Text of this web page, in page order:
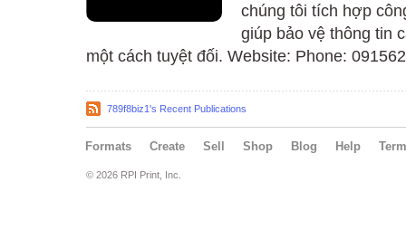
chúng tôi tích hợp
giúp bảo vệ thông tin
một cách tuyệt đối. Website: Phone:
789f8biz1's Recent Publications
Formats Create Sell Shop Blog Help
© 2026 RPI Print, Inc.